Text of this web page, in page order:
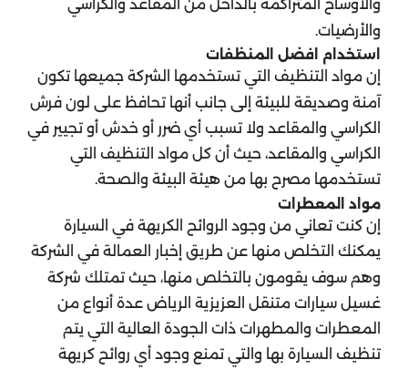
والأوساخ المتراكمة بالداخل من المقاعد والكراسي
والأرضيات.
استخدام افضل المنظفات
إن مواد التنظيف التي تستخدمها الشركة جميعها تكون
آمنة وصديقة للبيئة إلى جانب أنها تحافظ على لون فرش
الكراسي والمقاعد ولا تسبب أي ضرر أو خدش أو تجيير في
الكراسي والمقاعد، حيث أن كل مواد التنظيف التي
تستخدمها مصرح بها من هيئة البيئة والصحة.
مواد المعطرات
إن كنت تعاني من وجود الروائح الكريهة في السيارة
يمكنك التخلص منها عن طريق إخبار العمالة في الشركة
وهم سوف يقومون بالتخلص منها، حيث تمتلك شركة
غسيل سيارات متنقل العزيزية الرياض عدة أنواع من
المعطرات والمطهرات ذات الجودة العالية التي يتم
تنظيف السيارة بها والتي تمنع وجود أي روائح كريهة